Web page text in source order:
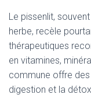
Le pissenlit,
herbe, recèle
thérapeutiques
en vitamines,
commune offre
digestion et la